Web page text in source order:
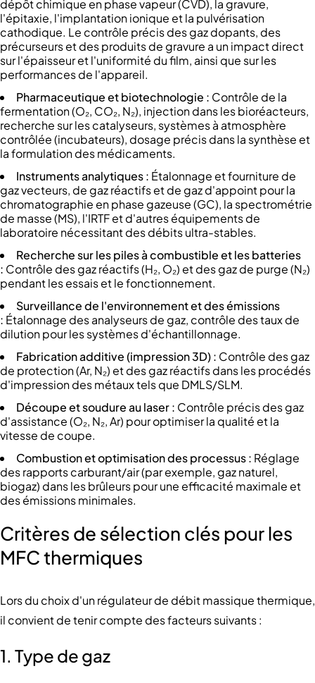
dépôt chimique en phase vapeur (CVD), la gravure,
l'épitaxie, l'implantation ionique et la pulvérisation
cathodique. Le contrôle précis des gaz dopants, des
précurseurs et des produits de gravure a un impact direct
sur l'épaisseur et l'uniformité du film, ainsi que sur les
performances de l'appareil.
Pharmaceutique et biotechnologie : Contrôle de la
fermentation (O₂, CO₂, N₂), injection dans les bioréacteurs,
recherche sur les catalyseurs, systèmes à atmosphère
contrôlée (incubateurs), dosage précis dans la synthèse et
la formulation des médicaments.
Instruments analytiques : Étalonnage et fourniture de
gaz vecteurs, de gaz réactifs et de gaz d'appoint pour la
chromatographie en phase gazeuse (GC), la spectrométrie
de masse (MS), l'IRTF et d'autres équipements de
laboratoire nécessitant des débits ultra-stables.
Recherche sur les piles à combustible et les batteries
: Contrôle des gaz réactifs (H₂, O₂) et des gaz de purge (N₂)
pendant les essais et le fonctionnement.
Surveillance de l'environnement et des émissions
: Étalonnage des analyseurs de gaz, contrôle des taux de
dilution pour les systèmes d'échantillonnage.
Fabrication additive (impression 3D) : Contrôle des gaz
de protection (Ar, N₂) et des gaz réactifs dans les procédés
d'impression des métaux tels que DMLS/SLM.
Découpe et soudure au laser : Contrôle précis des gaz
d'assistance (O₂, N₂, Ar) pour optimiser la qualité et la
vitesse de coupe.
Combustion et optimisation des processus : Réglage
des rapports carburant/air (par exemple, gaz naturel,
biogaz) dans les brûleurs pour une efficacité maximale et
des émissions minimales.
Critères de sélection clés pour les
MFC thermiques
Lors du choix d'un régulateur de débit massique thermique,
il convient de tenir compte des facteurs suivants :
1. Type de gaz